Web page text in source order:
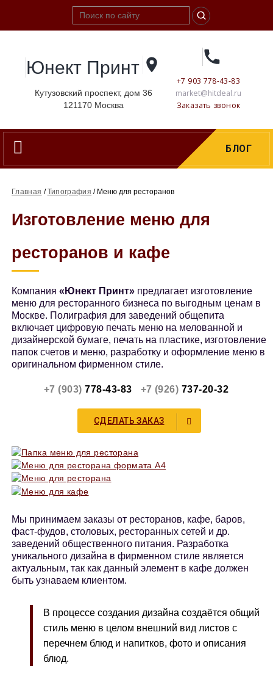
Юнект Принт
Кутузовский проспект, дом 36
121170Москва
+7 903 778-43-83
market@hitdeal.ru
Заказать звонок
Навигация БЛОГ
Главная /Типография / Меню для ресторанов
Изготовление меню для
ресторанов и кафе
Компания «Юнект Принт» предлагает изготовление
меню для ресторанного бизнеса по выгодным ценам в
Москве. Полиграфия для заведений общепита
включает цифровую печать меню на мелованной и
дизайнерской бумаге, печать на пластике, изготовление
папок счетов и меню, разработку и оформление меню в
оригинальном фирменном стиле.
+7 (903) 778-43-83 +7 (926) 737-20-32
СДЕЛАТЬ ЗАКАЗ
Мы принимаем заказы от ресторанов, кафе, баров,
фаст-фудов, столовых, ресторанных сетей и др.
заведений общественного питания. Разработка
уникального дизайна в фирменном стиле является
актуальным, так как данный элемент в кафе должен
быть узнаваем клиентом.
В процессе создания дизайна создаётся общий
стиль меню в целом внешний вид листов с
перечнем блюд и напитков, фото и описания
блюд.